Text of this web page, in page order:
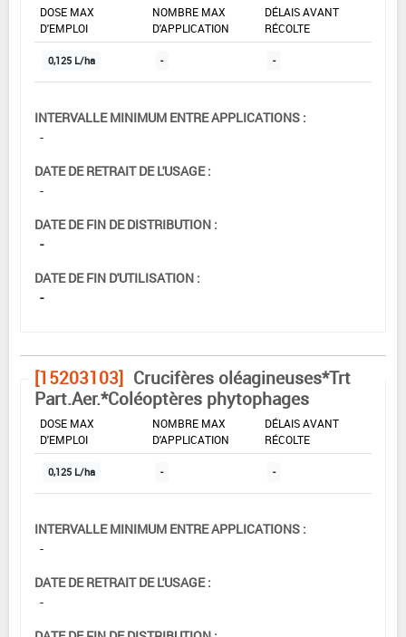
DOSE MAX
D'EMPLOI
NOMBRE MAX
D'APPLICATION
DÉLAIS AVANT
RÉCOLTE
0,125 L/ha - -
INTERVALLE MINIMUM ENTRE APPLICATIONS :
-
DATE DE RETRAIT DE L'USAGE :
-
DATE DE FIN DE DISTRIBUTION :
-
DATE DE FIN D'UTILISATION :
-
[15203103] Crucifères oléagineuses*Trt
Part.Aer.*Coléoptères phytophages
DOSE MAX
D'EMPLOI
NOMBRE MAX
D'APPLICATION
DÉLAIS AVANT
RÉCOLTE
0,125 L/ha - -
INTERVALLE MINIMUM ENTRE APPLICATIONS :
-
DATE DE RETRAIT DE L'USAGE :
-